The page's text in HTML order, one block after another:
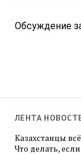
Обсуждение
ЛЕНТА
Казахстанцы
Что делать,